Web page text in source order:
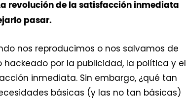
revolución de la satisfacción inmediata
pasar.
nos reproducimos o nos salvamos de
por la publicidad, la política y el
inmediata. Sin embargo, ¿qué tan
básicas (y las no tan básicas)